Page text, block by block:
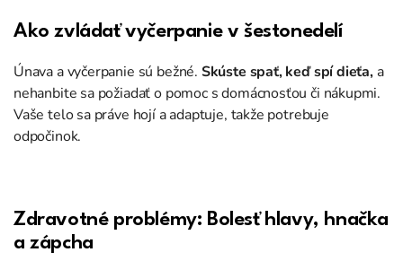
Ako zvládať vyčerpanie v šestonedelí
Únava a vyčerpanie sú bežné. Skúste spať, keď spí dieťa,a
nehanbite sa požiadať o pomoc s domácnosťou či nákupmi.
Vaše telo sa práve hojí a adaptuje, takže potrebuje
odpočinok.
Zdravotné problémy: Bolesť hlavy, hnačka
a zápcha